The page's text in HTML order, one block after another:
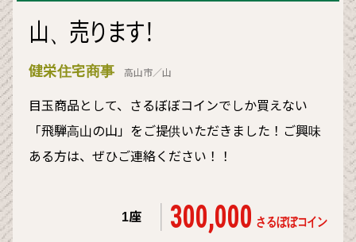
山、売ります！
健栄住宅商事 高山市／山
目玉商品として、さるぼぼコインでしか買えない
「飛騨高山の山」をご提供いただきました！ご興味
ある方は、ぜひご連絡ください！！
1座 300,000 さるぼぼコイン